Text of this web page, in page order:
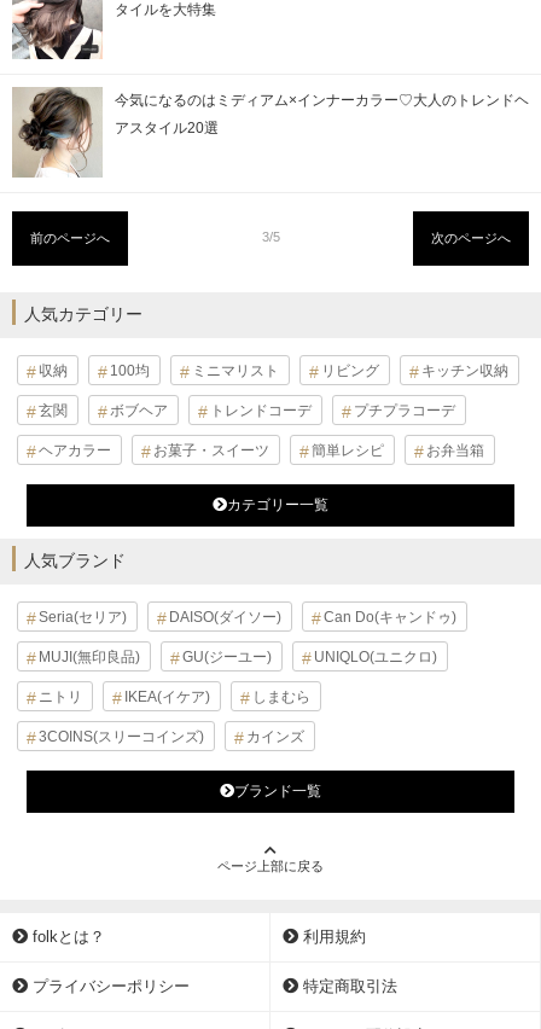
タイルを大特集
今気になるのはミディアム×インナーカラー♡大人のトレンドヘ
アスタイル20選
3/5
前のページへ 次のページへ
人気カテゴリー
収納 100均 ミニマリスト リビング キッチン収納
玄関 ボブヘア トレンドコーデ プチプラコーデ
ヘアカラー お菓子・スイーツ 簡単レシピ お弁当箱
カテゴリー一覧
人気ブランド
Seria(セリア) DAISO(ダイソー) Can Do(キャンドゥ)
MUJI(無印良品) GU(ジーユー) UNIQLO(ユニクロ)
ニトリ IKEA(イケア) しまむら
3COINS(スリーコインズ) カインズ
ブランド一覧
ページ上部に戻る
folkとは？ 利用規約
プライバシーポリシー 特定商取引法